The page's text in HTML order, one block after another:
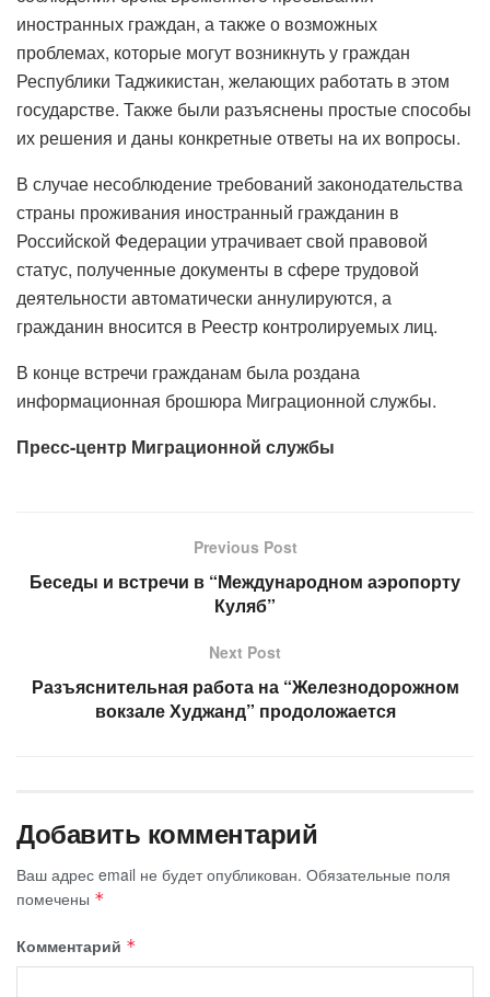
иностранных граждан, а также о возможных
проблемах, которые могут возникнуть у граждан
Республики Таджикистан, желающих работать в этом
государстве. Также были разъяснены простые способы
их решения и даны конкретные ответы на их вопросы.
В случае несоблюдение требований законодательства
страны проживания иностранный гражданин в
Российской Федерации утрачивает свой правовой
статус, полученные документы в сфере трудовой
деятельности автоматически аннулируются, а
гражданин вносится в Реестр контролируемых лиц.
В конце встречи гражданам была роздана
информационная брошюра Миграционной службы.
Пресс-центр Миграционной службы
Previous Post
Беседы и встречи в “Международном аэропорту
Куляб”
Next Post
Разъяснительная работа на “Железнодорожном
вокзале Худжанд” продоложается
Добавить комментарий
Ваш адрес email не будет опубликован. Обязательные поля
помечены *
Комментарий *